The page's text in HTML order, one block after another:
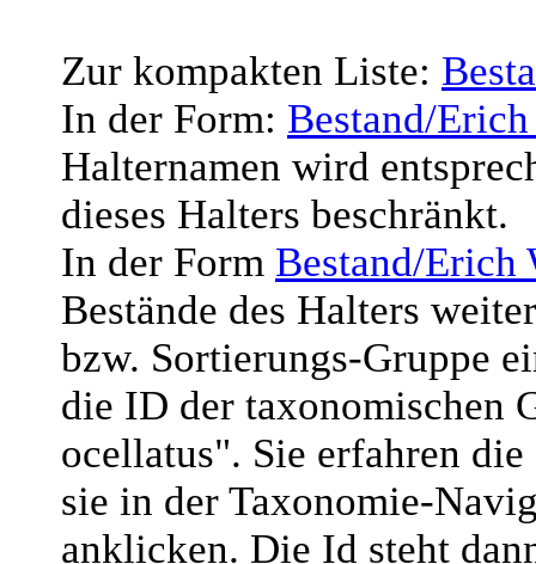
Zur kompakten Liste:
In der Form: Bestand/
Halternamen wird
dieses Halters beschränkt.
In der Form Bestand/Erich
Bestände des Halters
bzw. Sortierungs-Gruppe
die ID der taxonomischen
ocellatus". Sie erfahren
sie in der Taxonomie-
anklicken. Die Id steht